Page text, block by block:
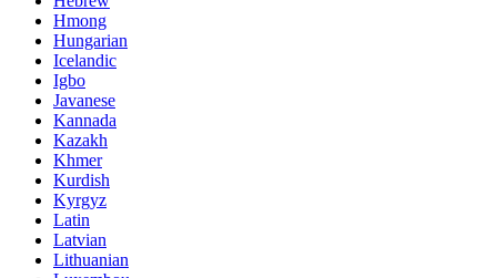
Hmong
Hungarian
Icelandic
Igbo
Javanese
Kannada
Kazakh
Khmer
Kurdish
Kyrgyz
Latin
Latvian
Lithuanian